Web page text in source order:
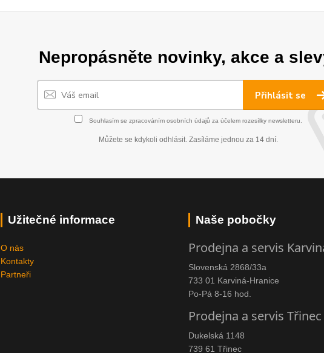
Nepropásněte novinky, akce a
Přihlásit se
Souhlasím se zpracováním osobních údajů za účelem rozesílky newsletteru.
Můžete se kdykoli odhlásit. Zasíláme jednou za 14 dní.
Užitečné informace
O nás
Kontakty
Partneři
Naše pobočky
Prodejna a servis
Slovenská 2868/33a
733 01 Karviná-Hranice
Po-Pá 8-16 hod.
Prodejna a servis Třinec
Dukelská 1148
739 61 Třinec